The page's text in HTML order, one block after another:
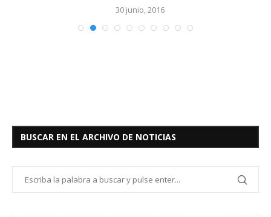
30 junio, 2016
BUSCAR EN EL ARCHIVO DE NOTICIAS